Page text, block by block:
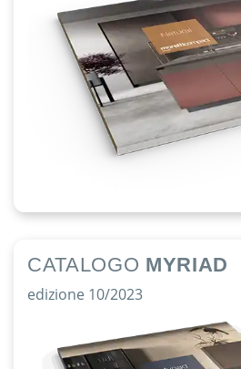
CATALOGO MYRIAD
edizione 10/2023